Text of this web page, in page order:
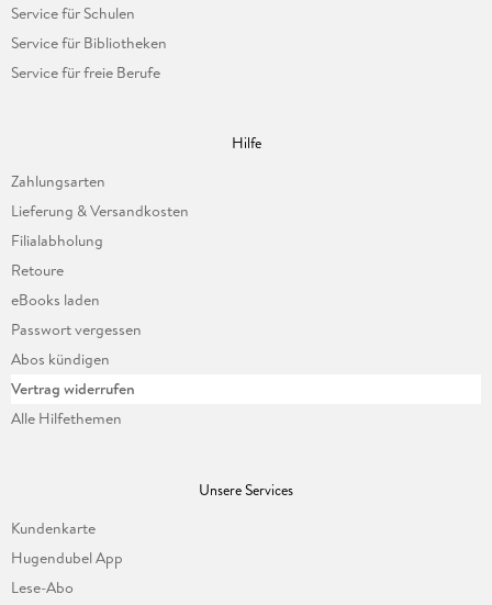
Service für Schulen
Service für Bibliotheken
Service für freie Berufe
Hilfe
Zahlungsarten
Lieferung & Versandkosten
Filialabholung
Retoure
eBooks laden
Passwort vergessen
Abos kündigen
Vertrag widerrufen
Alle Hilfethemen
Unsere Services
Kundenkarte
Hugendubel App
Lese-Abo